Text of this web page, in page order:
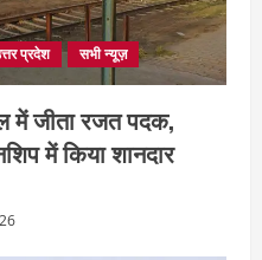
प्रदेश सभी न्यूज़
में जीता रजत पदक,
में किया शानदार